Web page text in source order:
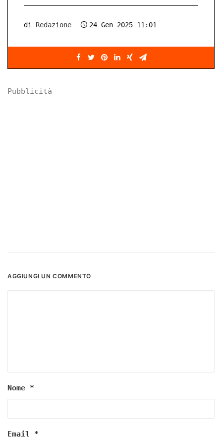
di Redazione 24 Gen 2025 11:01
Pubblicità
AGGIUNGI UN COMMENTO
Nome *
Email *